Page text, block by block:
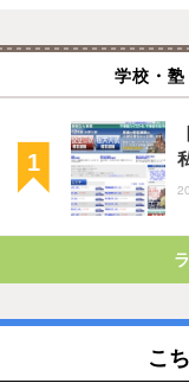
学校・
こ